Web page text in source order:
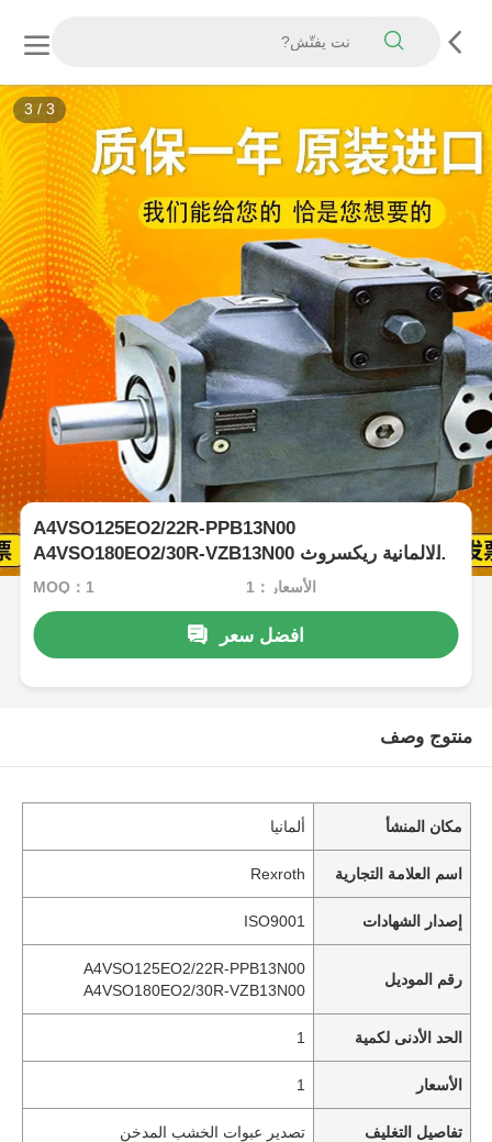
3 / 3
A4VSO125EO2/22R-PPB13N00
A4VSO180EO2/30R-VZB13N00 الالمانية ريكسروث
مضخة الضغط العالي
MOQ：1 الأسعار：1
افضل سعر
منتوج وصف
مكان المنشأ ألمانيا
اسم العلامة التجارية Rexroth
إصدار الشهادات ISO9001
رقم الموديل
A4VSO125EO2/22R-PPB13N00
A4VSO180EO2/30R-VZB13N00
الحد الأدنى لكمية 1
الأسعار 1
تفاصيل التغليف تصدير عبوات الخشب المدخن